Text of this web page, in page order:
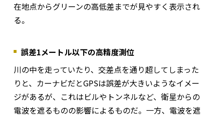
在地点からグリーンの高低差までが見やすく表示され
る。
誤差1メートル以下の高精度測位
川の中を走っていたり、交差点を通り超してしまった
りと、カーナビだとGPSは誤差が大きいようなイメー
ジがあるが、これはビルやトンネルなど、衛星からの
電波を遮るものの影響によるものだ。一方、電波を遮